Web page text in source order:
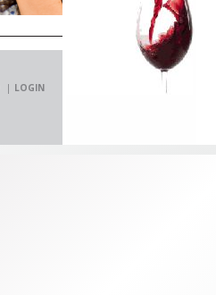
LOGIN